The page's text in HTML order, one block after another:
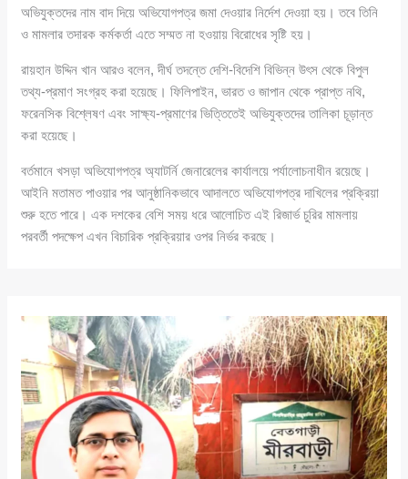
অভিযুক্তদের নাম বাদ দিয়ে অভিযোগপত্র জমা দেওয়ার নির্দেশ দেওয়া হয়। তবে তিনি
ও মামলার তদারক কর্মকর্তা এতে সম্মত না হওয়ায় বিরোধের সৃষ্টি হয়।
রায়হান উদ্দিন খান আরও বলেন, দীর্ঘ তদন্তে দেশি-বিদেশি বিভিন্ন উৎস থেকে বিপুল
তথ্য-প্রমাণ সংগ্রহ করা হয়েছে। ফিলিপাইন, ভারত ও জাপান থেকে প্রাপ্ত নথি,
ফরেনসিক বিশ্লেষণ এবং সাক্ষ্য-প্রমাণের ভিত্তিতেই অভিযুক্তদের তালিকা চূড়ান্ত
করা হয়েছে।
বর্তমানে খসড়া অভিযোগপত্র অ্যাটর্নি জেনারেলের কার্যালয়ে পর্যালোচনাধীন রয়েছে।
আইনি মতামত পাওয়ার পর আনুষ্ঠানিকভাবে আদালতে অভিযোগপত্র দাখিলের প্রক্রিয়া
শুরু হতে পারে। এক দশকের বেশি সময় ধরে আলোচিত এই রিজার্ভ চুরির মামলায়
পরবর্তী পদক্ষেপ এখন বিচারিক প্রক্রিয়ার ওপর নির্ভর করছে।